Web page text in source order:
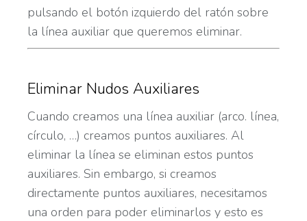
pulsando el botón izquierdo del ratón sobre
la línea auxiliar que queremos eliminar.
Eliminar Nudos Auxiliares
Cuando creamos una línea auxiliar (arco. línea,
círculo, …) creamos puntos auxiliares. Al
eliminar la línea se eliminan estos puntos
auxiliares. Sin embargo, si creamos
directamente puntos auxiliares, necesitamos
una orden para poder eliminarlos y esto es